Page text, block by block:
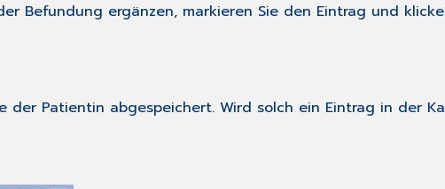
Befundung ergänzen, markieren Sie den Eintrag und
Patientin abgespeichert. Wird solch ein Eintrag in der